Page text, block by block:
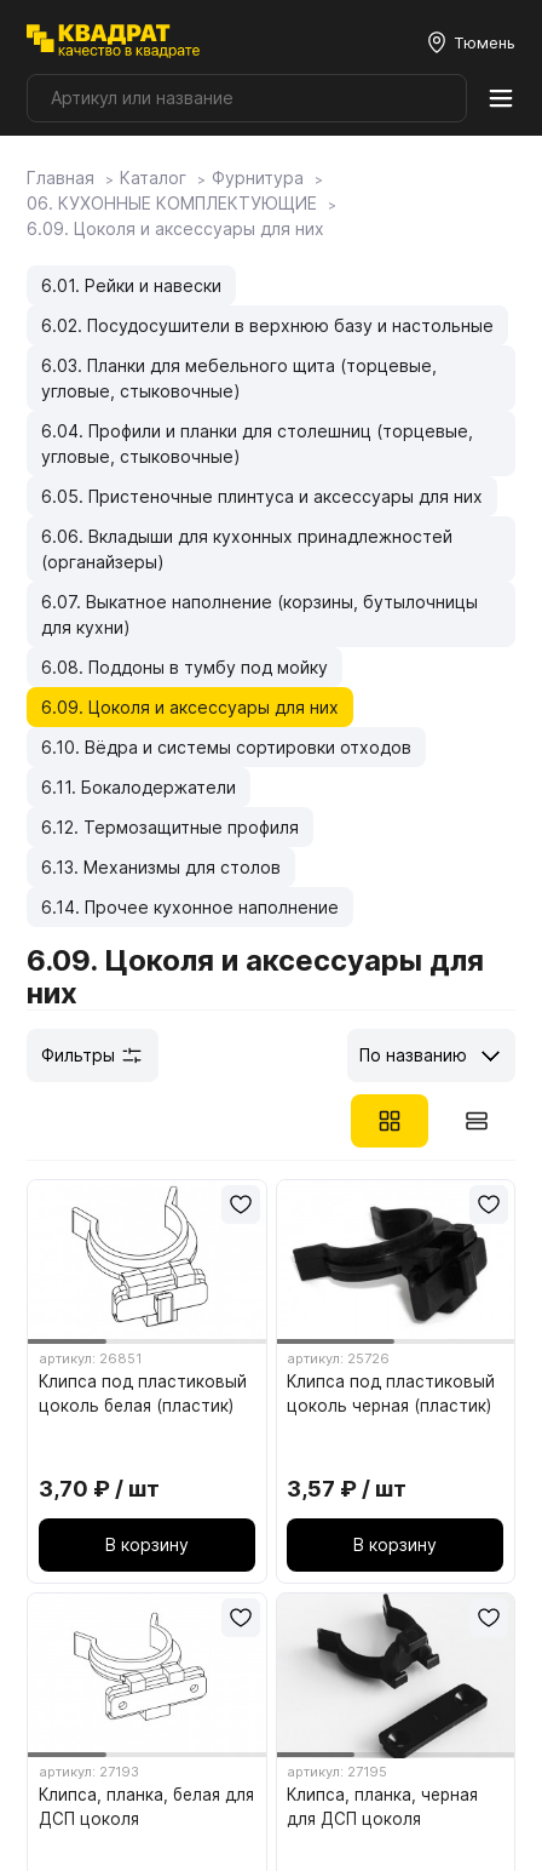
Тюмень
Плитные материалы
Столешницы
Мой ЭГГЕР
Фасады
Мебельные образцы, каталоги
Главная Каталог
Фурнитура
06. КУХОННЫЕ КОМПЛЕКТУЮЩИЕ
6.09. Цоколя и аксессуары для них
6.01. Рейки и навески
6.02. Посудосушители в верхнюю базу и настольные
6.03. Планки для мебельного щита (торцевые,
угловые, стыковочные)
6.04. Профили и планки для столешниц (торцевые,
угловые, стыковочные)
6.05. Пристеночные плинтуса и аксессуары для них
6.06. Вкладыши для кухонных принадлежностей
(органайзеры)
6.07. Выкатное наполнение (корзины, бутылочницы
для кухни)
6.08. Поддоны в тумбу под мойку
6.09. Цоколя и аксессуары для них
6.10. Вёдра и системы сортировки отходов
6.11. Бокалодержатели
6.12. Термозащитные профиля
6.13. Механизмы для столов
6.14. Прочее кухонное наполнение
6.09. Цоколя и аксессуары для
них
По названию
Фильтры
артикул: 26851
Клипса под пластиковый
цоколь белая (пластик)
3,70 ₽ / шт
В корзину
артикул: 25726
Клипса под пластиковый
цоколь черная (пластик)
3,57 ₽ / шт
В корзину
артикул: 27193
Клипса, планка, белая для
ДСП цоколя
артикул: 27195
Клипса, планка, черная
для ДСП цоколя